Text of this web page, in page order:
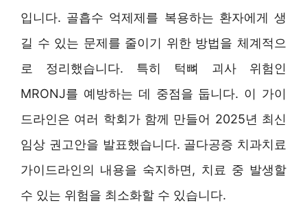
입니다. 골흡수 억제제를 복용하는 환자에게 생
길 수 있는 문제를 줄이기 위한 방법을 체계적으
로 정리했습니다. 특히 턱뼈 괴사 위험인
MRONJ를 예방하는 데 중점을 둡니다. 이 가이
드라인은 여러 학회가 함께 만들어 2025년 최신
임상 권고안을 발표했습니다. 골다공증 치과치료
가이드라인의 내용을 숙지하면, 치료 중 발생할
수 있는 위험을 최소화할 수 있습니다.